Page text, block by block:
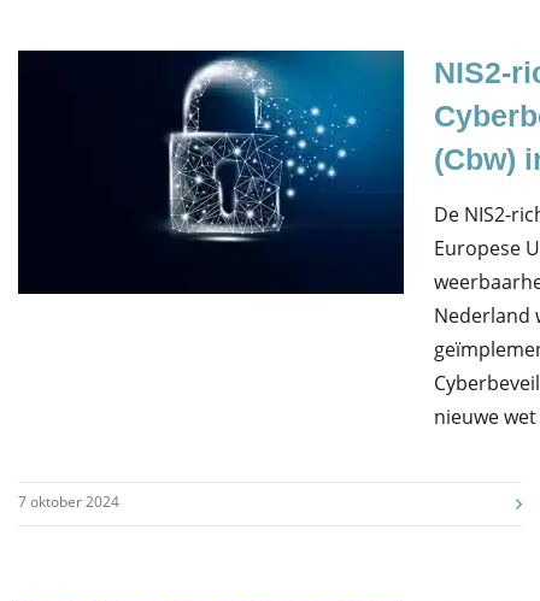
NIS2-
(Cbw)
De NIS2-
Europese
Nederland
nieuwe
7 oktober 2024